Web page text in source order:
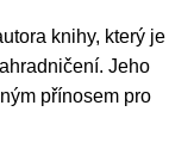
knihy, který je
Jeho
přínosem pro